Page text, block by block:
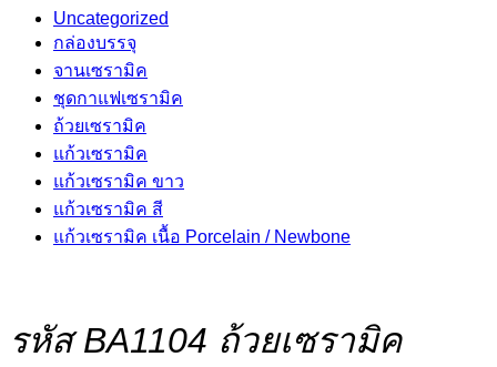
Uncategorized
กล่องบรรจุ
จานเซรามิค
ชุดกาแฟเซรามิค
ถ้วยเซรามิค
แก้วเซรามิค
แก้วเซรามิค ขาว
แก้วเซรามิค สี
แก้วเซรามิค เนื้อ Porcelain / Newbone
รหัส BA1104 ถ้วยเซรามิค